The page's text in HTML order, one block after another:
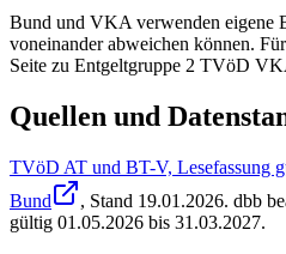
Bund und VKA verwenden eigene
voneinander abweichen können.
Seite zu Entgeltgruppe 2 TVöD
Quellen und
TVöD AT und BT-V, Lesefassung
Bund
, Stand 19.01.2026. dbb
gültig 01.05.2026 bis 31.03.2027.